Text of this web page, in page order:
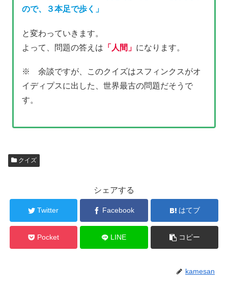
ので、３本足で歩く」
と変わっていきます。
よって、問題の答えは 「人間」 になります。
※ 余談ですが、このクイズはスフィンクスがオ
イディプスに出した、世界最古の問題だそうで
す。
クイズ
シェアする
Twitter Facebook はてブ
Pocket LINE コピー
kamesan